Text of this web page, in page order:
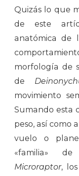
Quizás lo que
de este
anatómica de
morfología de
de
movimiento
Sumando esta
peso, así como
vuelo o
«familia»
Microraptor,